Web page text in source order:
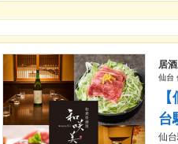
居
仙台
台
仙